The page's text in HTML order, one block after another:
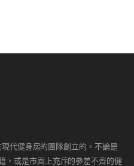
代健身房的團隊創立的。不論是
，或是市面上充斥的參差不齊的健